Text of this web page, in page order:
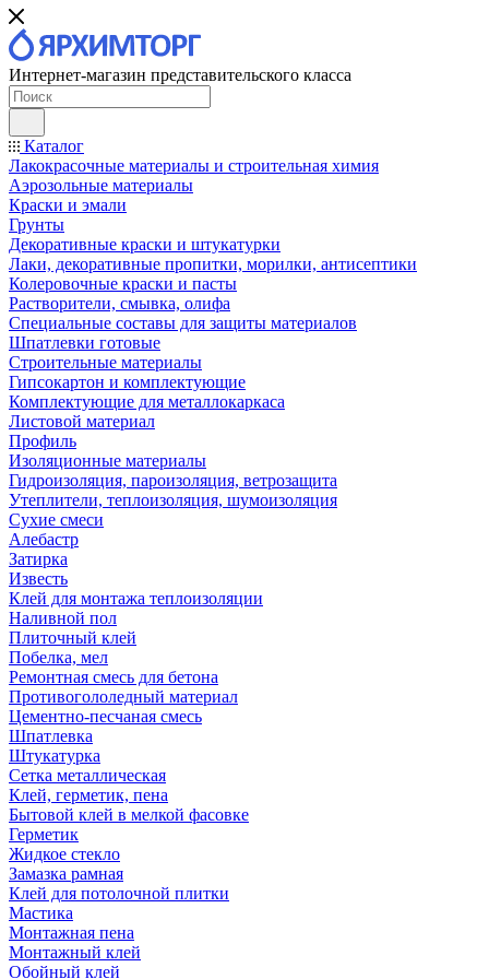
Интернет-магазин представительского класса
Каталог
Лакокрасочные материалы и строительная химия
Аэрозольные материалы
Краски и эмали
Грунты
Декоративные краски и штукатурки
Лаки, декоративные пропитки, морилки, антисептики
Колеровочные краски и пасты
Растворители, смывка, олифа
Специальные составы для защиты материалов
Шпатлевки готовые
Строительные материалы
Гипсокартон и комплектующие
Комплектующие для металлокаркаса
Листовой материал
Профиль
Изоляционные материалы
Гидроизоляция, пароизоляция, ветрозащита
Утеплители, теплоизоляция, шумоизоляция
Сухие смеси
Алебастр
Затирка
Известь
Клей для монтажа теплоизоляции
Наливной пол
Плиточный клей
Побелка, мел
Ремонтная смесь для бетона
Противогололедный материал
Цементно-песчаная смесь
Шпатлевка
Штукатурка
Сетка металлическая
Клей, герметик, пена
Бытовой клей в мелкой фасовке
Герметик
Жидкое стекло
Замазка рамная
Клей для потолочной плитки
Мастика
Монтажная пена
Монтажный клей
Обойный клей